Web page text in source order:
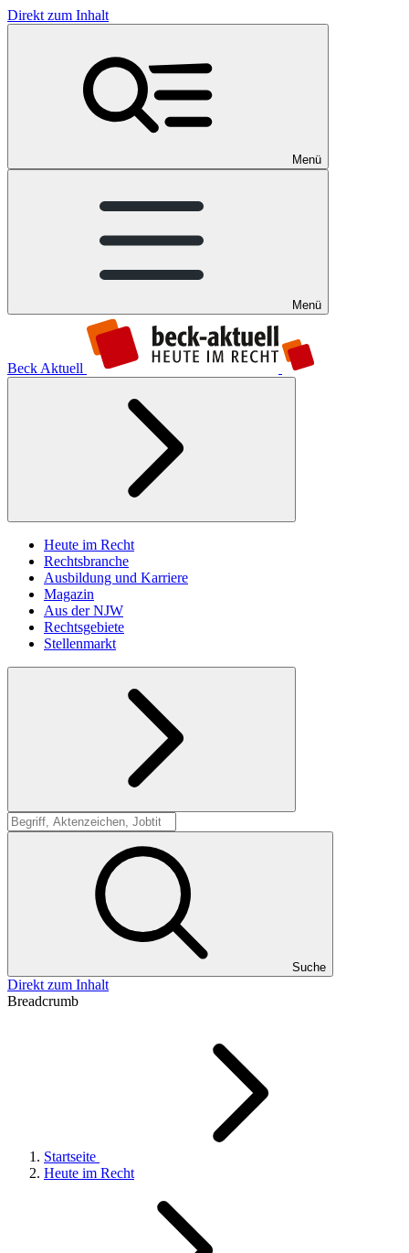
Direkt zum Inhalt
Menü
Menü
Beck Aktuell
Heute im Recht
Rechtsbranche
Ausbildung und Karriere
Magazin
Aus der NJW
Rechtsgebiete
Stellenmarkt
Suche
Suche
Direkt zum Inhalt
Breadcrumb
Startseite
Heute im Recht